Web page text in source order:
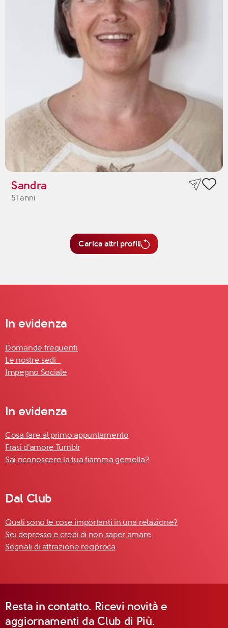
Sandra
51 anni
Carica altri profili
In evidenza
Domande frequenti
Le nostre sedi
Impegno Sociale
In evidenza
Cosa fare al primo appuntamento
Frasi d'amore Tumblr
Sai riconoscere la tua fiamma gemella?
Dal Club
Quali sono le cose importanti in una relazione?
Sei depresso e credi di non saper amare
Segnali di attrazione reciproca
Resta in contatto. Ricevi novità e
aggiornamenti da Club di Più.